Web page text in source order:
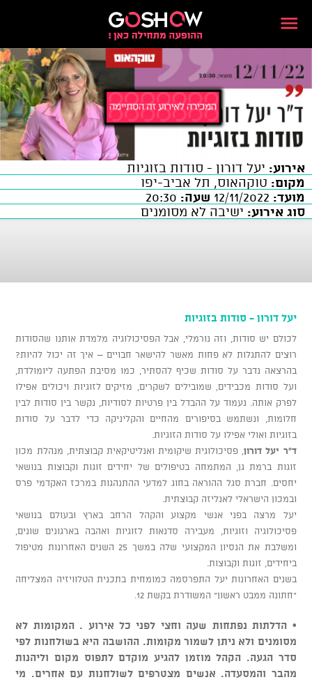
אירוע: יעל דורון - סודות בזוגיות
מקום: טוקהאוס, תל אביב-יפו
מועד:
שעה:
סוג אירוע: ישיבה לא מסומנים
יעל דורון - סודות בזוגיות
לכולם יש סודות, וזה נורמלי, אבל הפסיכולוגיה מלמדת אותנו שהסודות
רוצים להתגלות לא פחות מאשר להישאר חבויים – איך זה יכול להיות?
בהרצאה נדבר על סודות שכיף להסתיר, כמו מסיבת הפתעה ליומולדת,
ועל סודות מכבידים, שמובילים לשקרים, מזיקים לזוגיות ויכולים אפילו
לפרק אותה. נעמוד על ההבדל בין פרטיות לסודיות, נקשר בין סודות לבין
חלומות, ונשתמש בסיפורים מהחיים והקליניקה כדי לדבר על סודות
בזוגיות ואולי אפילו על סודות הזוגיות.
ד"ר יעל דורון, פסיכולוגית שיקומית ואנליטיקאית קבוצתית, מנהלת מכון
זוגות ברמת גן, המתמחה בטיפולים של יחידים זוגות וקבוצות בנושאי
יחסים. חברת סגל ההוראה בחוג למדעי ההתנהגות במרכז האקדמי פרס
ובמכון הישראלי לאנליזה קבוצתית.
יעל מרצה בפני אנשי מקצוע והקהל הרחב בארץ ובעולם בנושאי
פסיכולוגיה וזוגיות, מעבירה סדנאות לזוגיות ואהבה בארגונים שונים,
ומשלבת את הנסיון המקצועי שלה במשך 25 השנים האחרונות מטיפול
ביחידים, זוגות וקבוצות.
בשנים האחרונות יעל התפרסמה כמומחית בתכנית הטלוויזיה המצליחה
"חתונה ממבט ראשון" המשודרת בקשת 12.
• הדלתות נפתחות שעה וחצי לפני כל אירוע . המקומות לא
מסומנים ולא ניתן לשמור מקומות. ההושבה היא בשולחנות לפי
סדר הגעה. הקהל מוזמן להגיע מוקדם לתפוס מקום וליהנות
מהבר והמסעדה. אנשים מצטרפים לשולחנות עם אחרים. מי